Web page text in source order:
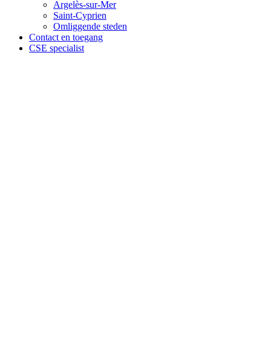
Argelès-sur-Mer
Saint-Cyprien
Omliggende steden
Contact en toegang
CSE specialist